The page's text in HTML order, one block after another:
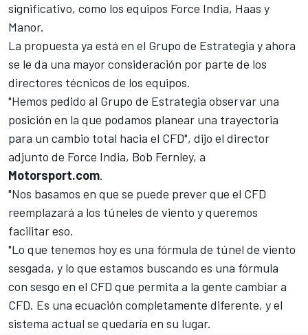
significativo, como los equipos Force India, Haas y
Manor.
La propuesta ya está en el Grupo de Estrategia y ahora
se le da una mayor consideración por parte de los
directores técnicos de los equipos.
"Hemos pedido al Grupo de Estrategia observar una
posición en la que podamos planear una trayectoria
para un cambio total hacia el CFD", dijo el director
adjunto de Force India, Bob Fernley, a
Motorsport.com.
"Nos basamos en que se puede prever que el CFD
reemplazará a los túneles de viento y queremos
facilitar eso.
"Lo que tenemos hoy es una fórmula de túnel de viento
sesgada, y lo que estamos buscando es una fórmula
con sesgo en el CFD que permita a la gente cambiar a
CFD. Es una ecuación completamente diferente, y el
sistema actual se quedaría en su lugar.